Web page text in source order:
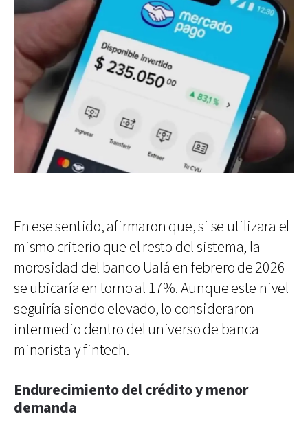
En ese sentido, afirmaron que, si se utilizara el
mismo criterio que el resto del sistema, la
morosidad del banco Ualá en febrero de 2026
se ubicaría en torno al 17%. Aunque este nivel
seguiría siendo elevado, lo consideraron
intermedio dentro del universo de banca
minorista y fintech.
Endurecimiento del crédito y menor
demanda